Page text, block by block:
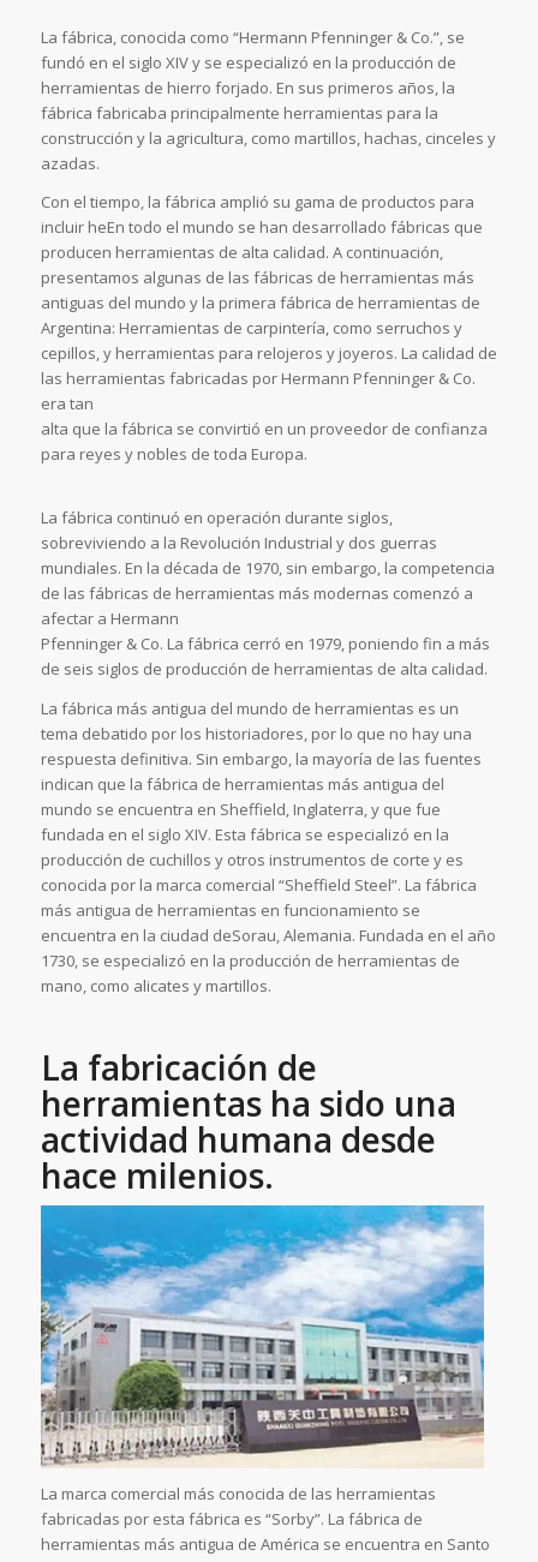
La fábrica, conocida como “Hermann Pfenninger & Co.”, se
fundó en el siglo XIV y se especializó en la producción de
herramientas de hierro forjado. En sus primeros años, la
fábrica fabricaba principalmente herramientas para la
construcción y la agricultura, como martillos, hachas, cinceles y
azadas.
Con el tiempo, la fábrica amplió su gama de productos para
incluir heEn todo el mundo se han desarrollado fábricas que
producen herramientas de alta calidad. A continuación,
presentamos algunas de las fábricas de herramientas más
antiguas del mundo y la primera fábrica de herramientas de
Argentina: Herramientas de carpintería, como serruchos y
cepillos, y herramientas para relojeros y joyeros. La calidad de
las herramientas fabricadas por Hermann Pfenninger & Co.
era tan
alta que la fábrica se convirtió en un proveedor de confianza
para reyes y nobles de toda Europa.
La fábrica continuó en operación durante siglos,
sobreviviendo a la Revolución Industrial y dos guerras
mundiales. En la década de 1970, sin embargo, la competencia
de las fábricas de herramientas más modernas comenzó a
afectar a Hermann
Pfenninger & Co. La fábrica cerró en 1979, poniendo fin a más
de seis siglos de producción de herramientas de alta calidad.
La fábrica más antigua del mundo de herramientas es un
tema debatido por los historiadores, por lo que no hay una
respuesta definitiva. Sin embargo, la mayoría de las fuentes
indican que la fábrica de herramientas más antigua del
mundo se encuentra en Sheffield, Inglaterra, y que fue
fundada en el siglo XIV. Esta fábrica se especializó en la
producción de cuchillos y otros instrumentos de corte y es
conocida por la marca comercial “Sheffield Steel”. La fábrica
más antigua de herramientas en funcionamiento se
encuentra en la ciudad deSorau, Alemania. Fundada en el año
1730, se especializó en la producción de herramientas de
mano, como alicates y martillos.
La fabricación de
herramientas ha sido una
actividad humana desde
hace milenios.
La marca comercial más conocida de las herramientas
fabricadas por esta fábrica es “Sorby”. La fábrica de
herramientas más antigua de América se encuentra en Santo